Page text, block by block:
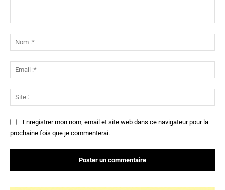
Enregistrer mon nom, email et site web dans ce navigateur pour la
prochaine fois que je commenterai.